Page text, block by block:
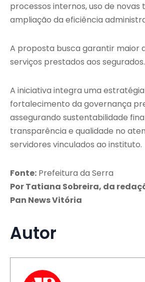
processos internos, uso de novas
ampliação da eficiência
A proposta busca garantir maior
serviços prestados aos segurados.
A iniciativa integra uma
fortalecimento da governança
assegurando sustentabilidade
transparência e qualidade no
servidores vinculados ao instituto.
Fonte: Prefeitura da Serra
Por Tatiana Sobreira, da
Pan News Vitória
Autor